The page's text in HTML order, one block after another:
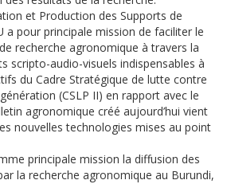
et Production des Supports de
a pour principale mission de faciliter le
recherche agronomique à travers la
scripto-audio-visuels indispensables à
du Cadre Stratégique de lutte contre
(CSLP II) en rapport avec le
agronomique créé aujourd’hui vient
nouvelles technologies mises au point
principale mission la diffusion des
la recherche agronomique au Burundi,